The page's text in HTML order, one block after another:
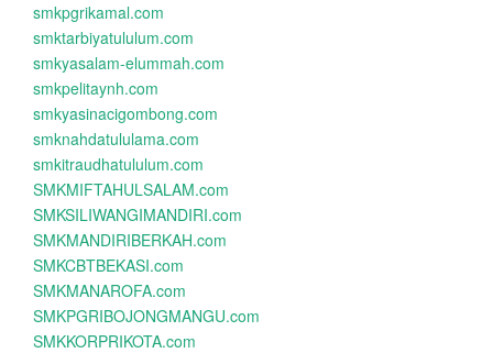
smkpgrikamal.com
smktarbiyatululum.com
smkyasalam-elummah.com
smkpelitaynh.com
smkyasinacigombong.com
smknahdatululama.com
smkitraudhatululum.com
SMKMIFTAHULSALAM.com
SMKSILIWANGIMANDIRI.com
SMKMANDIRIBERKAH.com
SMKCBTBEKASI.com
SMKMANAROFA.com
SMKPGRIBOJONGMANGU.com
SMKKORPRIKOTA.com